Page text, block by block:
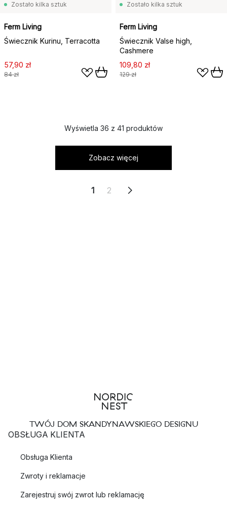
Zostało kilka sztuk
Ferm Living
Świecznik Kurinu, Terracotta
57,90 zł
84 zł
Zostało kilka sztuk
Ferm Living
Świecznik Valse high,
Cashmere
109,80 zł
129 zł
Wyświetla 36 z 41 produktów
Zobacz więcej
1 2
TWÓJ DOM SKANDYNAWSKIEGO DESIGNU
OBSŁUGA KLIENTA
Obsługa Klienta
Zwroty i reklamacje
Zarejestruj swój zwrot lub reklamację